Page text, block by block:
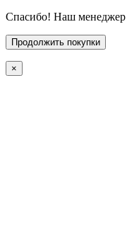
Спасибо! Наш менеджер
Продолжить покупки
×